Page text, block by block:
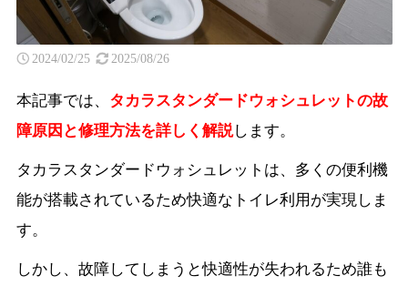
2024/02/25 2025/08/26
本記事では、 タカラスタンダードウォシュレットの故
障原因と修理方法を詳しく解説します。
タカラスタンダードウォシュレットは、多くの便利機
能が搭載されているため快適なトイレ利用が実現しま
す。
しかし、故障してしまうと快適性が失われるため誰も